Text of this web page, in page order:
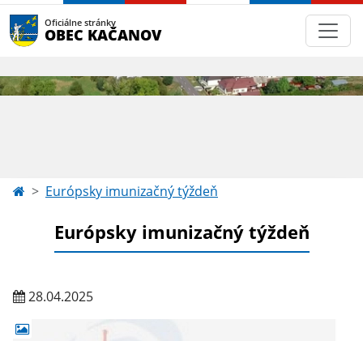
Oficiálne stránky
OBEC KAČANOV
Európsky imunizačný týždeň
Európsky imunizačný týždeň
28.04.2025